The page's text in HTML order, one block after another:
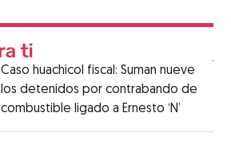
Caso huachicol fiscal: Suman nueve
los detenidos por contrabando de
combustible ligado a Ernesto ‘N’